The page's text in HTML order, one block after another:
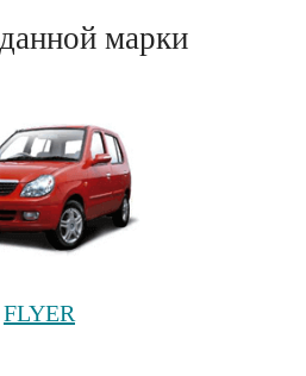
марки
FLYER